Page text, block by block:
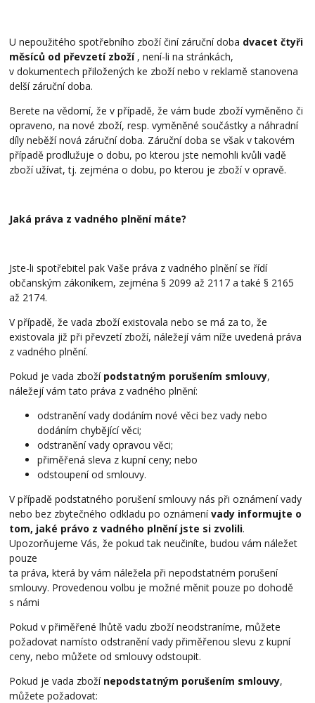
U nepoužitého spotřebního zboží činí záruční doba dvacet čtyři
měsíců od převzetí zboží, není-li na stránkách,
v dokumentech přiložených ke zboží nebo v reklamě stanovena
delší záruční doba.
Berete na vědomí, že v případě, že vám bude zboží vyměněno či
opraveno, na nové zboží, resp. vyměněné součástky a náhradní
díly neběží nová záruční doba. Záruční doba se však v takovém
případě prodlužuje o dobu, po kterou jste nemohli kvůli vadě
zboží užívat, tj. zejména o dobu, po kterou je zboží v opravě.
Jaká práva z vadného plnění máte?
Jste-li spotřebitel pak Vaše práva z vadného plnění se řídí
občanským zákoníkem, zejména § 2099 až 2117 a také § 2165
až 2174.
V případě, že vada zboží existovala nebo se má za to, že
existovala již při převzetí zboží, náležejí vám níže uvedená práva
z vadného plnění.
Pokud je vada zboží podstatným porušením smlouvy,
náležejí vám tato práva z vadného plnění:
odstranění vady dodáním nové věci bez vady nebo
dodáním chybějící věci;
odstranění vady opravou věci;
přiměřená sleva z kupní ceny; nebo
odstoupení od smlouvy.
V případě podstatného porušení smlouvy nás při oznámení vady
nebo bez zbytečného odkladu po oznámenívady informujte o
tom, jaké právo z vadného plnění jste si zvolili.
Upozorňujeme Vás, že pokud tak neučiníte, budou vám náležet
pouze
ta práva, která by vám náležela při nepodstatném porušení
smlouvy. Provedenou volbu je možné měnit pouze po dohodě
s námi
Pokud v přiměřené lhůtě vadu zboží neodstraníme, můžete
požadovat namísto odstranění vady přiměřenou slevu z kupní
ceny, nebo můžete od smlouvy odstoupit.
Pokud je vada zboží nepodstatným porušením smlouvy,
můžete požadovat: